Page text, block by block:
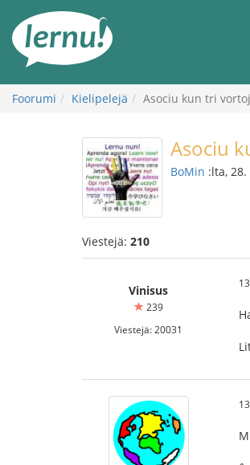
sisältöön
Foorumi Kielipelejä Asociu kun tri vortoj
Asociu
BoMin :lta,
Viestejä: 210
Vinisus
239
Viestejä: 20031